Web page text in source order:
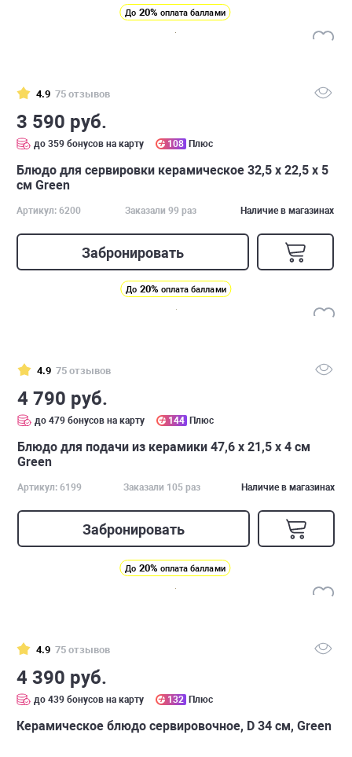
До 20% оплата баллами
4.9 75 отзывов
3 590 руб.
до 359 бонусов на карту 108 Плюс
Блюдо для сервировки керамическое 32,5 х 22,5 х 5
см Green
Артикул: 6200 Заказали 99 раз Наличие в магазинах
Забронировать
До 20% оплата баллами
4.9 75 отзывов
4 790 руб.
до 479 бонусов на карту 144 Плюс
Блюдо для подачи из керамики 47,6 х 21,5 х 4 см
Green
Артикул: 6199 Заказали 105 раз Наличие в магазинах
Забронировать
До 20% оплата баллами
4.9 75 отзывов
4 390 руб.
до 439 бонусов на карту 132 Плюс
Керамическое блюдо сервировочное, D 34 см, Green